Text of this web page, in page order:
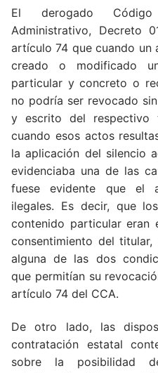
El derogado
Administrativo, Decreto
artículo 74 que cuando un
creado o modificado
particular y concreto o
no podría ser revocado
y escrito del respectivo
cuando esos actos
la aplicación del silencio
evidenciaba una de las
fuese evidente que el
ilegales. Es decir, que
contenido particular eran
consentimiento del
alguna de las dos
que permitían su
artículo 74 del CCA.
De otro lado, las
contratación estatal
sobre la posibilidad